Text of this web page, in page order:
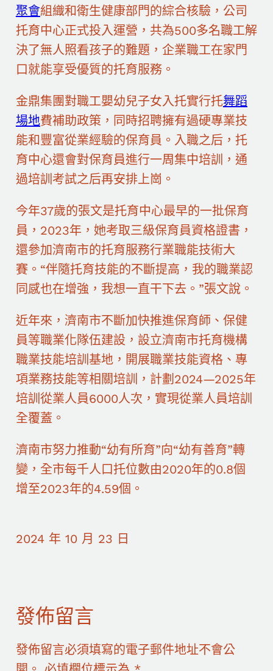
聚會組織和衛生健康部門的綜合核驗，公司
托育中心正式投入運營，共為500多名職工解
決了無人照看孩子的難題，企業職工在家門
口就能享受優質的托育服務。
金鼎集團對職工嬰幼兒子女入托實行托舞蹈
場地費補助政策，同時招聘擁有過硬專業技
能和豐富從業經驗的保育員。入職之后，托
育中心還會對保育員進行一周集中培訓，通
過培訓考試之后再安排上崗。
今年37歲的張文是托育中心最早的一批保育
員，2023年，她考取三級保育員資格證書，
還參加濟南市的托育服務行業職能技術大
賽。“伴隨托育技能的不斷提高，我的職業認
同感也在增強，我想一直干下去。”張文說。
近年來，濟南市不斷加快推進保育師、保健
員等職業化隊伍建設，設立濟南市托育機構
職業技能培訓基地，開展職業技能資格、專
項業務技能等相關培訓，計劃2024—2025年
培訓從業人員6000人次，實現從業人員培訓
全覆蓋。
濟南市努力推動“幼有所育”向“幼有善育”轉
變，全市每千人口托位數由2020年的0.8個
增至2023年的4.59個。
2024 年 10 月 23 日
發佈留言
發佈留言必須填寫的電子郵件地址不會公